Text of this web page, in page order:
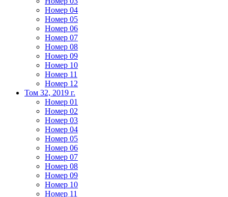
Номер 04
Номер 05
Номер 06
Номер 07
Номер 08
Номер 09
Номер 10
Номер 11
Номер 12
Том 32, 2019 г.
Номер 01
Номер 02
Номер 03
Номер 04
Номер 05
Номер 06
Номер 07
Номер 08
Номер 09
Номер 10
Номер 11